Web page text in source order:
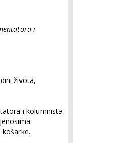
i
života,
i kolumnista